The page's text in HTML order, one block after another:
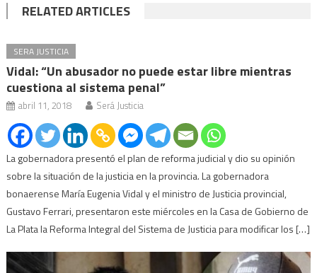
RELATED ARTICLES
SERA JUSTICIA
Vidal: “Un abusador no puede estar libre mientras
cuestiona al sistema penal”
abril 11, 2018 Será Justicia
La gobernadora presentó el plan de reforma judicial y dio su opinión
sobre la situación de la justicia en la provincia. La gobernadora
bonaerense María Eugenia Vidal y el ministro de Justicia provincial,
Gustavo Ferrari, presentaron este miércoles en la Casa de Gobierno de
La Plata la Reforma Integral del Sistema de Justicia para modificar los […]